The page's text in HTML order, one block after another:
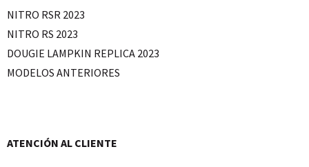
NITRO RSR 2023
NITRO RS 2023
DOUGIE LAMPKIN REPLICA 2023
MODELOS ANTERIORES
ATENCIÓN AL CLIENTE